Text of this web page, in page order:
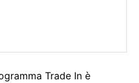
Trade In è